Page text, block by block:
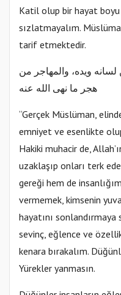
Katil olup bir hayat boyu
sızlatmayalım.
tarif etmektedir.
ويده، والمهاجر من
هجر ما نهى الله عنه
“Gerçek Müslüman,
emniyet ve esenlikte
Hakiki muhacir de,
uzaklaşıp onları terk
gereği hem de
vermemek, kimsenin
hayatını
sevinç, eğlence ve
kenara bırakalım.
Yürekler yanmasın.